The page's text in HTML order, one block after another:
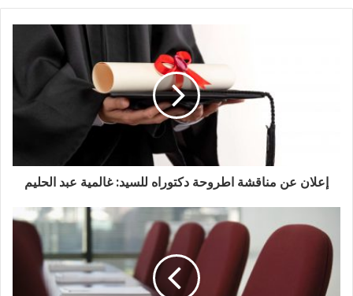
إعلان عن مناقشة اطروحة دكتوراه للسيد: غالمية عبد الحليم